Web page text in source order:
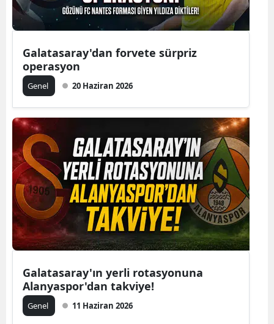
Galatasaray'dan forvete sürpriz
operasyon
Genel 20 Haziran 2026
Galatasaray'ın yerli rotasyonuna
Alanyaspor'dan takviye!
Genel 11 Haziran 2026